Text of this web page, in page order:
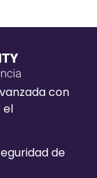
con
el
de